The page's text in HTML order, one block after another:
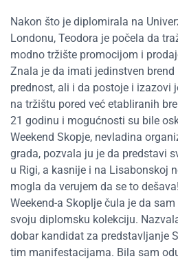
Nakon što je diplomirala na
Londonu, Teodora je počela da
modno tržište promocijom i
Znala je da imati jedinstven
prednost, ali i da postoje i izazovi
na tržištu pored već etabliranih
21 godinu i mogućnosti su bile
Weekend Skopje, nevladina
grada, pozvala ju je da predstavi
u Rigi, a kasnije i na Lisabonskoj
mogla da verujem da se to
Weekend-a Skoplje čula je da
svoju diplomsku kolekciju.
dobar kandidat za predstavljanje
tim manifestacijama. Bila sam